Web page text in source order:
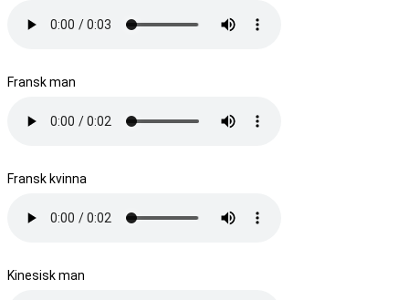
Fransk man
Fransk kvinna
Kinesisk man